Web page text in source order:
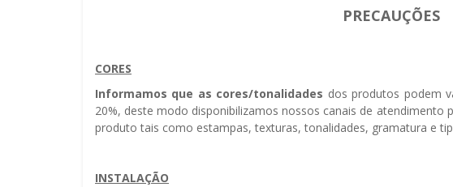
PRECAUÇÕES
CORES
Informamos que as cores/tonalidades dos produtos podem
20%, deste modo disponibilizamos nossos canais de atendimento
produto tais como estampas, texturas, tonalidades, gramatura e
INSTALAÇÃO